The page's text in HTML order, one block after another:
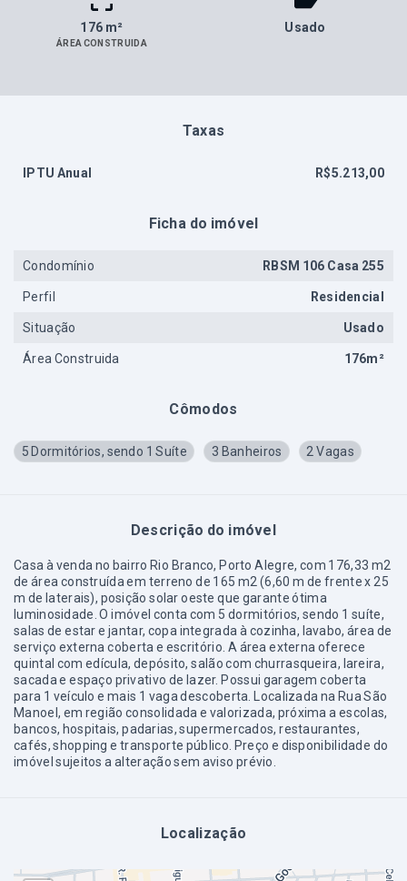
176 m²
ÁREA CONSTRUIDA
Usado
Cômodos
5 Dormitórios, sendo 1 Suíte 3 Banheiros 2 Vagas
Descrição do imóvel
Casa à venda no bairro Rio Branco, Porto Alegre, com 176,33 m2
de área construída em terreno de 165 m2 (6,60 m de frente x 25
m de laterais), posição solar oeste que garante ótima
luminosidade. O imóvel conta com 5 dormitórios, sendo 1 suíte,
salas de estar e jantar, copa integrada à cozinha, lavabo, área de
serviço externa coberta e escritório. A área externa oferece
quintal com edícula, depósito, salão com churrasqueira, lareira,
sacada e espaço privativo de lazer. Possui garagem coberta
para 1 veículo e mais 1 vaga descoberta. Localizada na Rua São
Manoel, em região consolidada e valorizada, próxima a escolas,
bancos, hospitais, padarias, supermercados, restaurantes,
cafés, shopping e transporte público. Preço e disponibilidade do
imóvel sujeitos a alteração sem aviso prévio.
Localização
Taxas
IPTU Anual R$5.213,00
Ficha do imóvel
Condomínio RBSM 106 Casa 255
Perfil Residencial
Situação Usado
Área Construida 176m²